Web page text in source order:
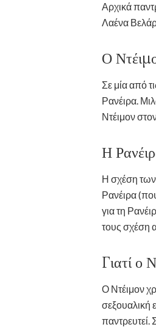
Αρχικά
Λαένα
Ο
Σε μία από
Ρανέιρα.
Ντέιμον
Η
Η σχέση των
Ρανέιρα
για τη
τους σχέση
Γιατί ο
Ο Ντέιμον
σεξουαλική
παντρευτεί.